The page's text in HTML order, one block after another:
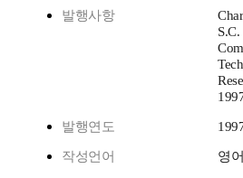
발행사항
S.C.
발행연도
작성언어 영어